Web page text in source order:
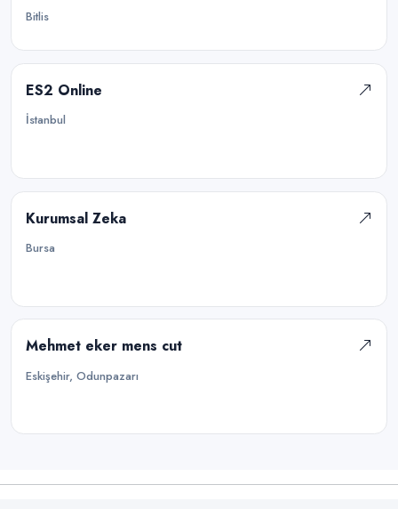
Bitlis
ES2 Online
İstanbul
Kurumsal Zeka
Bursa
Mehmet eker mens cut
Eskişehir, Odunpazarı